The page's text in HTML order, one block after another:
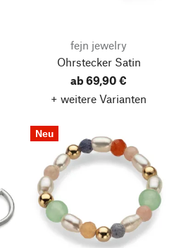
fejn jewelry
Ohrstecker Satin
ab 69,90 €
+ weitere Varianten
Neu